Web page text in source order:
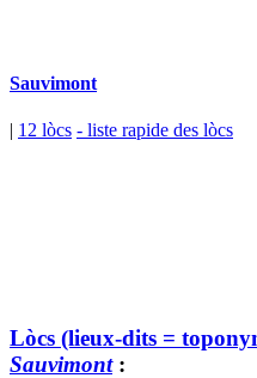
Sauvimont
| 12 lòcs - liste rapide des lòcs
Lòcs (lieux-dits =
Sauvimont: